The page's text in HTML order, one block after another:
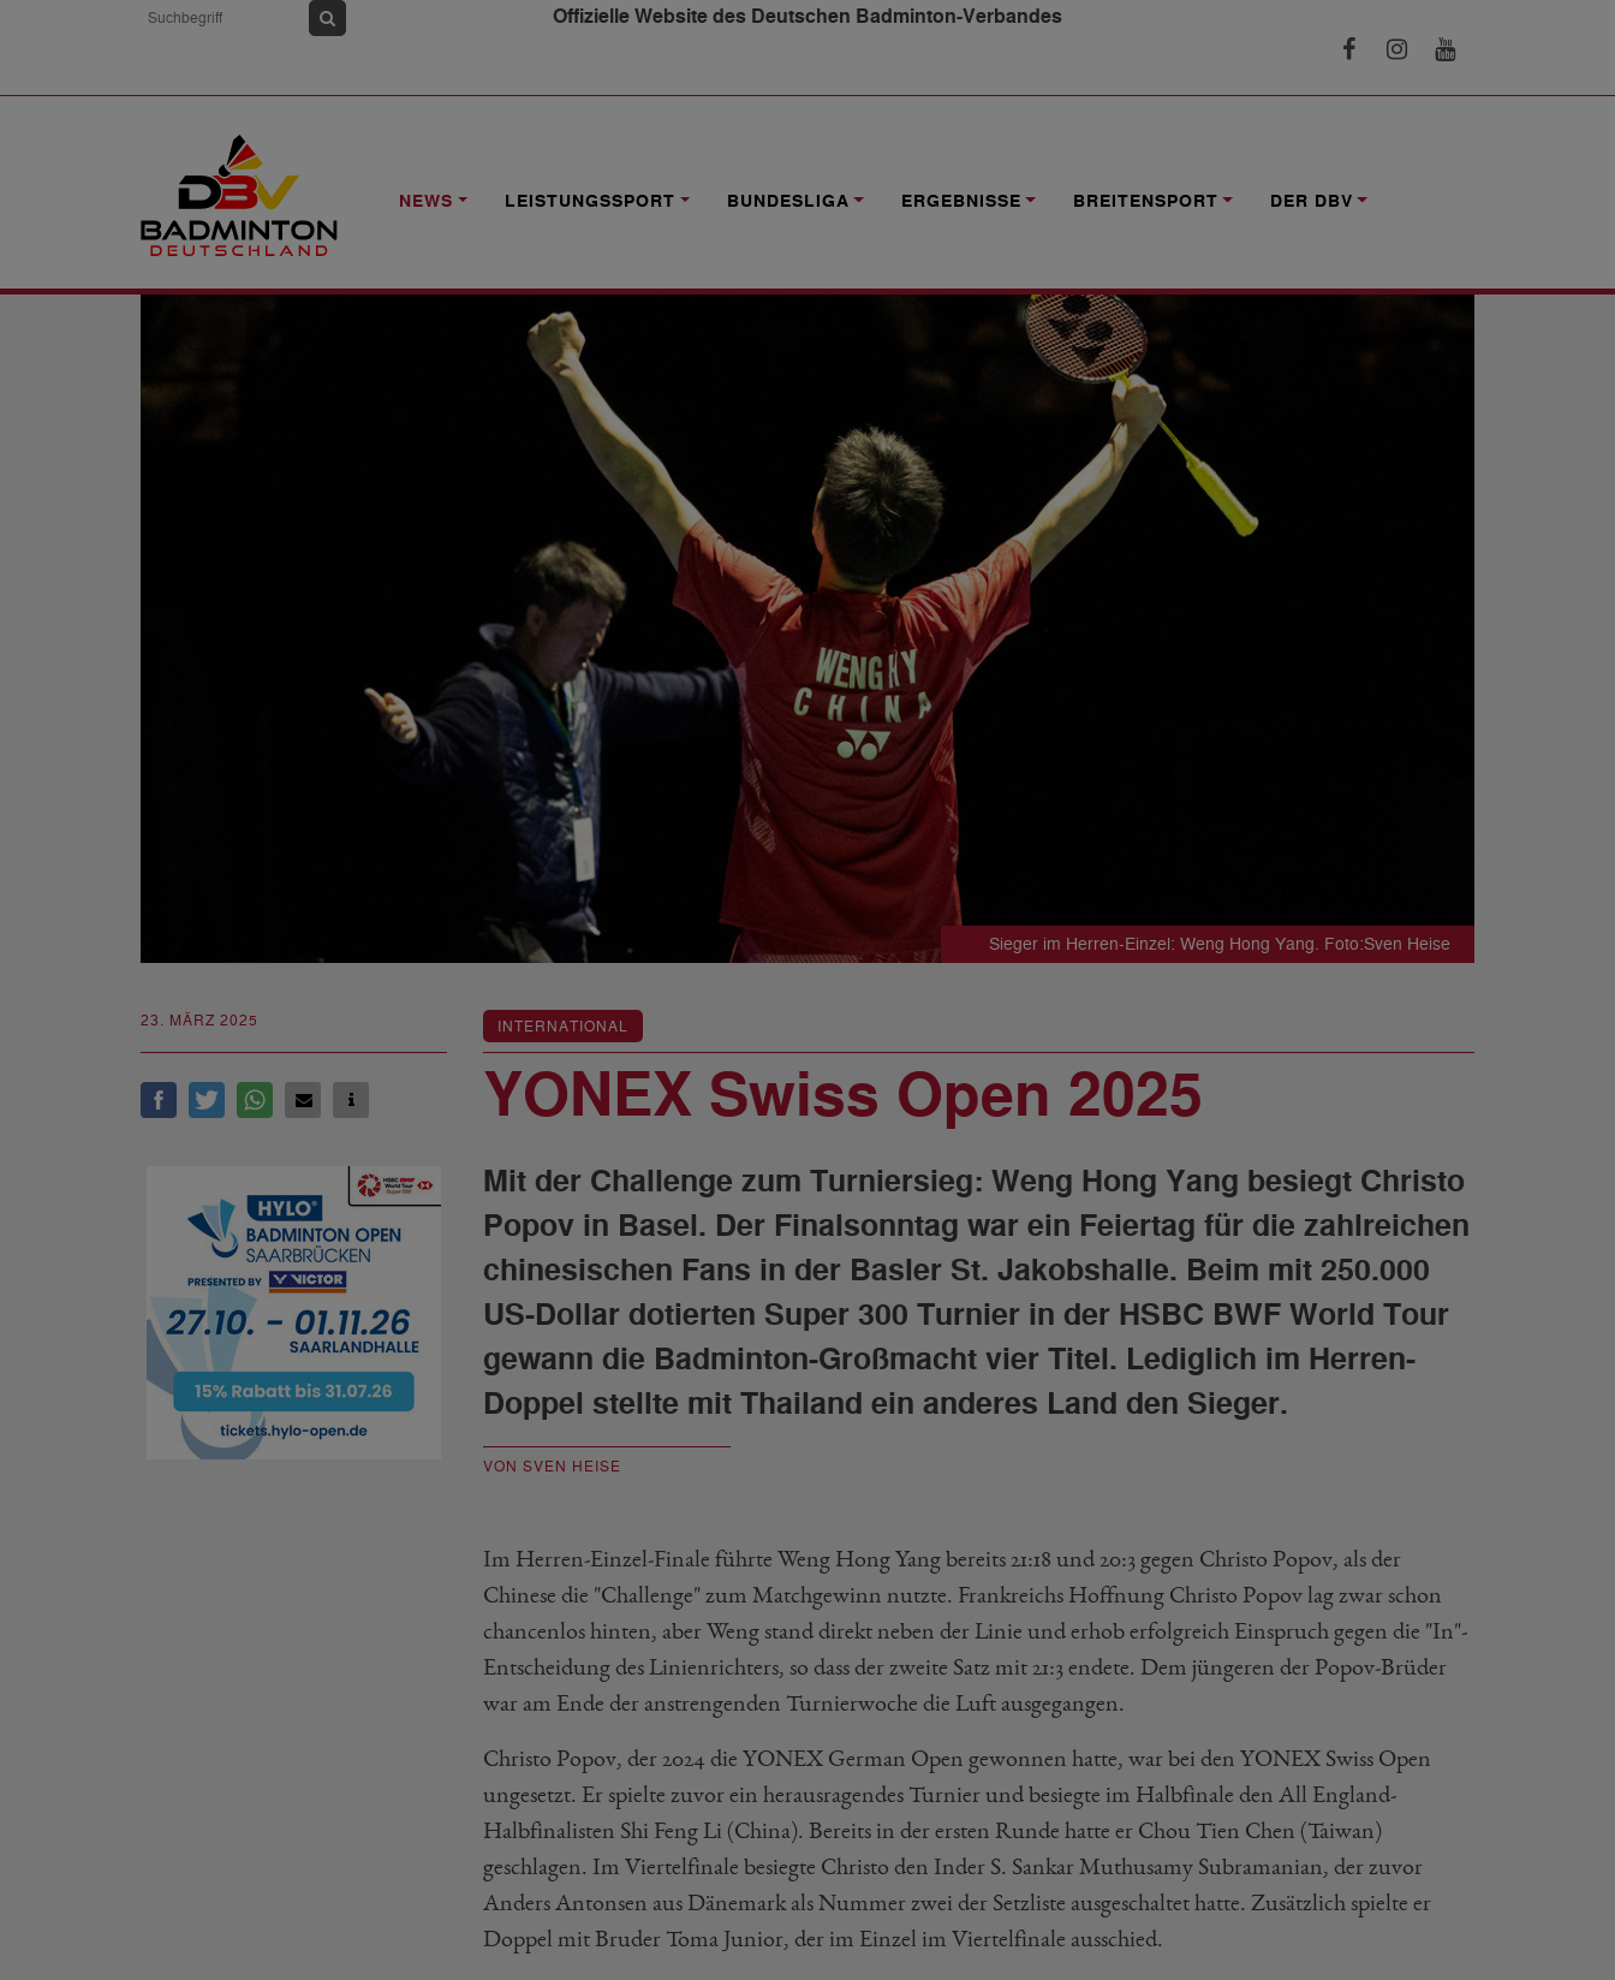
Offizielle Website des Deutschen Badminton-Verbandes
NEWS LEISTUNGSSPORT BUNDESLIGA ERGEBNISSE BREITENSPORT DER DBV
NEWS
Sieger im Herren-Einzel: Weng Hong Yang. Foto:Sven Heise
23. MÄRZ 2025 INTERNATIONAL
YONEX Swiss Open 2025
Mit der Challenge zum Turniersieg: Weng Hong Yang besiegt Christo
Popov in Basel. Der Finalsonntag war ein Feiertag für die zahlreichen
chinesischen Fans in der Basler St. Jakobshalle. Beim mit 250.000
US-Dollar dotierten Super 300 Turnier in der HSBC BWF World Tour
gewann die Badminton-Großmacht vier Titel. Lediglich im Herren-
Doppel stellte mit Thailand ein anderes Land den Sieger.
VON SVEN HEISE
Im Herren-Einzel-Finale führte Weng Hong Yang bereits 21:18 und 20:3 gegen Christo Popov, als der
Chinese die "Challenge" zum Matchgewinn nutzte. Frankreichs Hoffnung Christo Popov lag zwar schon
chancenlos hinten, aber Weng stand direkt neben der Linie und erhob erfolgreich Einspruch gegen die "In"-
Entscheidung des Linienrichters, so dass der zweite Satz mit 21:3 endete. Dem jüngeren der Popov-Brüder
war am Ende der anstrengenden Turnierwoche die Luft ausgegangen.
Christo Popov, der 2024 die YONEX German Open gewonnen hatte, war bei den YONEX Swiss Open
ungesetzt. Er spielte zuvor ein herausragendes Turnier und besiegte im Halbfinale den All England-
Halbfinalisten Shi Feng Li (China). Bereits in der ersten Runde hatte er Chou Tien Chen (Taiwan)
geschlagen. Im Viertelfinale besiegte Christo den Inder S. Sankar Muthusamy Subramanian, der zuvor
Anders Antonsen aus Dänemark als Nummer zwei der Setzliste ausgeschaltet hatte. Zusätzlich spielte er
Doppel mit Bruder Toma Junior, der im Einzel im Viertelfinale ausschied.